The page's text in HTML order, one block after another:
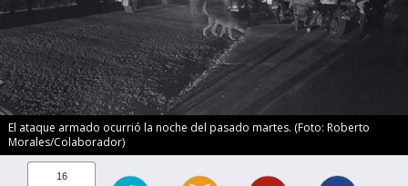
El ataque armado ocurrió la noche del pasado martes. (Foto: Roberto
Morales/Colaborador)
16